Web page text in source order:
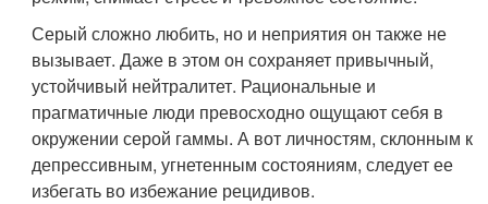
Серый сложно любить, но и неприятия он также не
вызывает. Даже в этом он сохраняет привычный,
устойчивый нейтралитет. Рациональные и
прагматичные люди превосходно ощущают себя в
окружении серой гаммы. А вот личностям, склонным к
депрессивным, угнетенным состояниям, следует ее
избегать во избежание рецидивов.